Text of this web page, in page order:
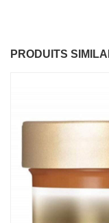
PRODUITS